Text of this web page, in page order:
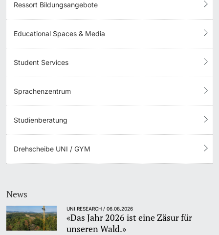
Ressort Bildungsangebote
Educational Spaces & Media
Student Services
Sprachenzentrum
Studienberatung
Drehscheibe UNI / GYM
News
UNI RESEARCH / 06.08.2026
«Das Jahr 2026 ist eine Zäsur für
unseren Wald.»